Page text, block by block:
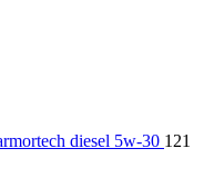
diesel 5w-30 121